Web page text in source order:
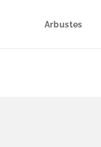
Arbustes